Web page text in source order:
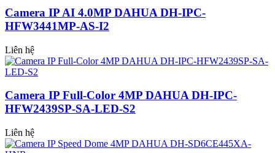
Camera IP AI 4.0MP DAHUA DH-IPC-
HFW3441MP-AS-I2
Liên hệ
Camera IP Full-Color 4MP DAHUA DH-IPC-
HFW2439SP-SA-LED-S2
Liên hệ